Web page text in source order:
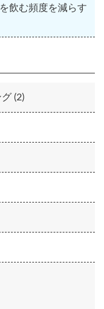
飲む頻度を減らす
(2)